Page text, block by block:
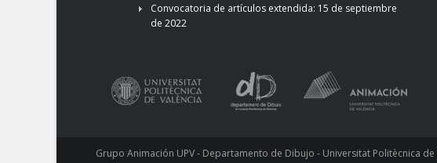
Convocatoria de artículos extendida: 15 de septiembre
de 2022
Grupo Animación UPV - Departamento de Dibujo - Universitat Politècnica de